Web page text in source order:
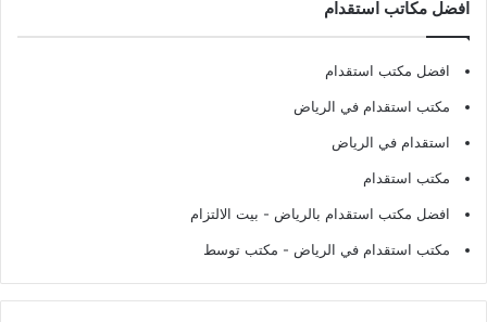
افضل مكاتب استقدام
افضل مكتب استقدام
مكتب استقدام في الرياض
استقدام في الرياض
مكتب استقدام
افضل مكتب استقدام بالرياض - بيت الالتزام
مكتب استقدام في الرياض - مكتب توسط